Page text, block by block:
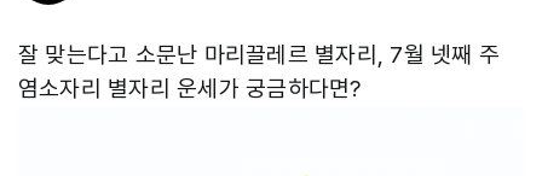
잘 맞는다고 소문난 마리끌레르 별자리, 7월 넷째 주
염소자리 별자리 운세가 궁금하다면?